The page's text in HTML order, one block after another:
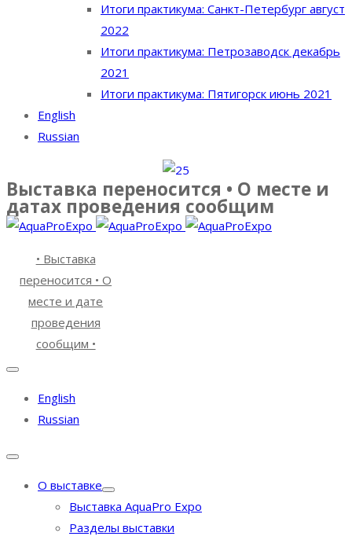
Итоги практикума: Санкт-Петербург август
2022
Итоги практикума: Петрозаводск декабрь
2021
Итоги практикума: Пятигорск июнь 2021
English
Russian
Выставка переносится • О месте и
датах проведения сообщим
• Выставка
переносится • О
месте и дате
проведения
сообщим •
English
Russian
О выставке
Выставка AquaPro Expo
Разделы выставки